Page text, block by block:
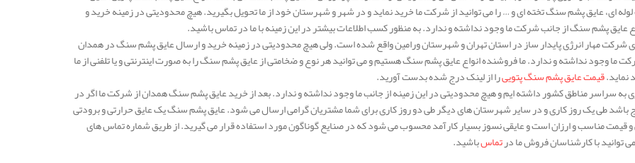
ای، عایق پشم سنگ تخته ای و … را می توانید از شرکت ما خرید نماید و در شهر و شهرستان خود از ما تحویل بگیرید. هیچ محدودیتی در زمینه خرید و
عایق پشم سنگ از جانب شرکت ما وجود نداشته و ندارد. به منظور کسب اطلاعات بیشتر در این زمینه با ما در تماس باشید.
شرکت مهار انرژی پایدار ساز در استان تهران و شهرستان ورامین واقع شده است. ولی هیچ محدودیتی در زمینه خرید و ارسال عایق پشم سنگ در همدان
ما وجود نداشته و ندارد. ما فروشنده انواع عایق پشم سنگ هستیم و می توانید هر نوع و ضخامتی از عایق پشم سنگ را به صورت اینترنتی و یا تلفنی از ما
نماید.قیمت عایق پشم سنگ پتوییرا از لینک درج شده بدست آورید.
به سراسر مناطق کشور داشته ایم و هیچ محدودیتی در این زمینه از جانب ما وجود نداشته و ندارد. بعد از خرید عایق پشم سنگ همدان از شرکت ما اگر در
باشد طی یک روز کاری و در سایر شهرستان های دیگر طی دو روز کاری برای شما مشتریان گرامی ارسال می شود. عایق پشم سنگ یک عایق حرارتی و برودتی
و قیمت مناسب و ارزان است و عایقی نسوز بسیار کارآمد محسوب می شود که در صنایع گوناگون مورد استفاده قرار می گیرید. از طریق شماره تماس های
توانید با کارشناسان فروش ما درتماسباشید.